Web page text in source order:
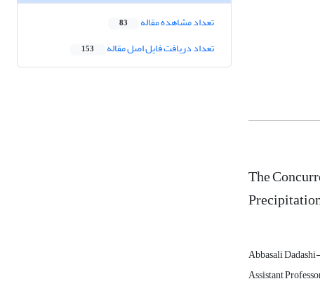
The
Abbasali
Assistant
تعداد مشاهده مقاله 83
تعداد دریافت فایل اصل مقاله 153